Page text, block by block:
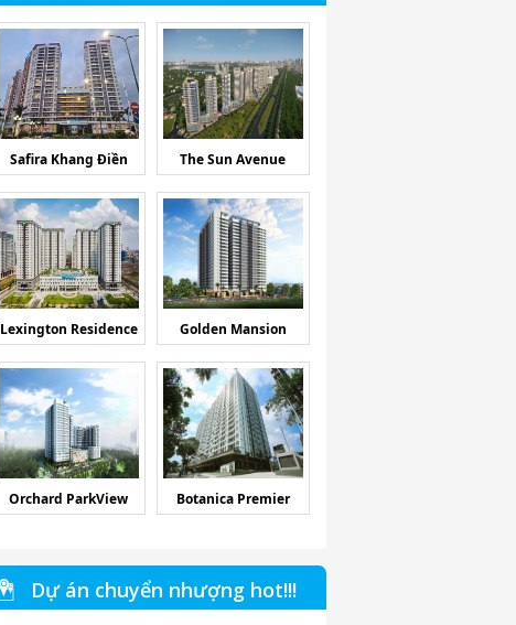
Safira Khang Điền The Sun Avenue
Lexington Residence Golden Mansion
Orchard ParkView Botanica Premier
Dự án chuyển nhượng hot!!!